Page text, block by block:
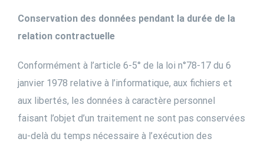
Conservation des données pendant la durée de la
relation contractuelle
Conformément à l’article 6-5° de la loi n°78-17 du 6
janvier 1978 relative à l’informatique, aux fichiers et
aux libertés, les données à caractère personnel
faisant l’objet d’un traitement ne sont pas conservées
au-delà du temps nécessaire à l’exécution des